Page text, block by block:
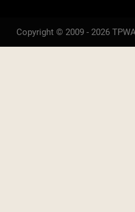
Copyright © 2009 - 2026